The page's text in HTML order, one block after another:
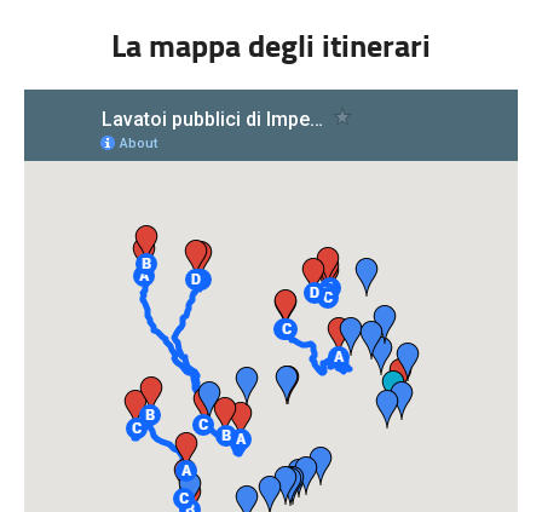
La mappa degli itinerari